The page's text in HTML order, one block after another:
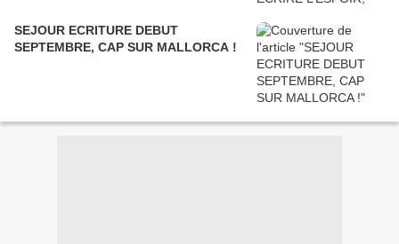
SEJOUR ECRITURE DEBUT
SEPTEMBRE, CAP SUR MALLORCA !